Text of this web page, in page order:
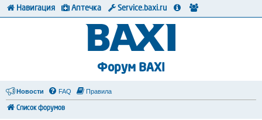
Форум BAXI
Новости FAQ Правила
Список форумов
Навигация Аптечка Service.baxi.ru